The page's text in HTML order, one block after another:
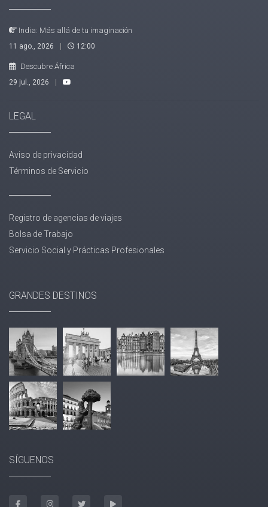
India: Más allá de tu imaginación
11 ago., 2026 12:00
Descubre África
29 jul., 2026
LEGAL
Aviso de privacidad
Términos de Servicio
Registro de agencias de viajes
Bolsa de Trabajo
Servicio Social y Prácticas Profesionales
GRANDES DESTINOS
SÍGUENOS